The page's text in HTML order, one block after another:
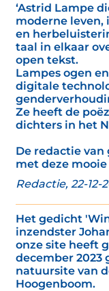
‘Astrid Lampe
moderne leven,
en
taal in elkaar
open tekst.
Lampes ogen
digitale
Ze heeft de
dichters in het
De redactie
met deze
Redactie, 22-12-
Het gedicht
inzendster
onze site heeft
december 2023
natuursite van
Hoogenboom.